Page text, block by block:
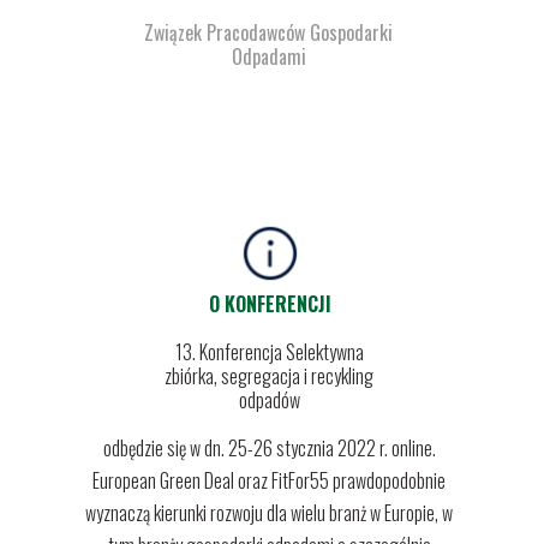
Związek Pracodawców Gospodarki
Odpadami
odbędzie sięw dn. 25-26 stycznia 2022 r. online.
European Green Deal oraz FitFor55 prawdopodobnie
wyznaczą kierunki rozwoju dla wielu branż w Europie, w
13. Konferencja Selektywna
zbiórka, segregacja i recykling
odpadów
O KONFERENCJI